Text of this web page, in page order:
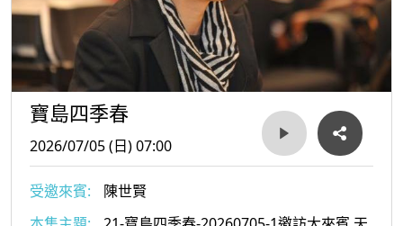
寶島四季春
2026/07/05 (日) 07:00
受邀來賓:
陳世賢